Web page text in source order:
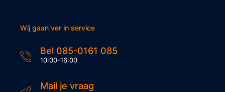
Wij gaan ver in service
Bel 085-0161 085
10:00-16:00
Mail je vraag